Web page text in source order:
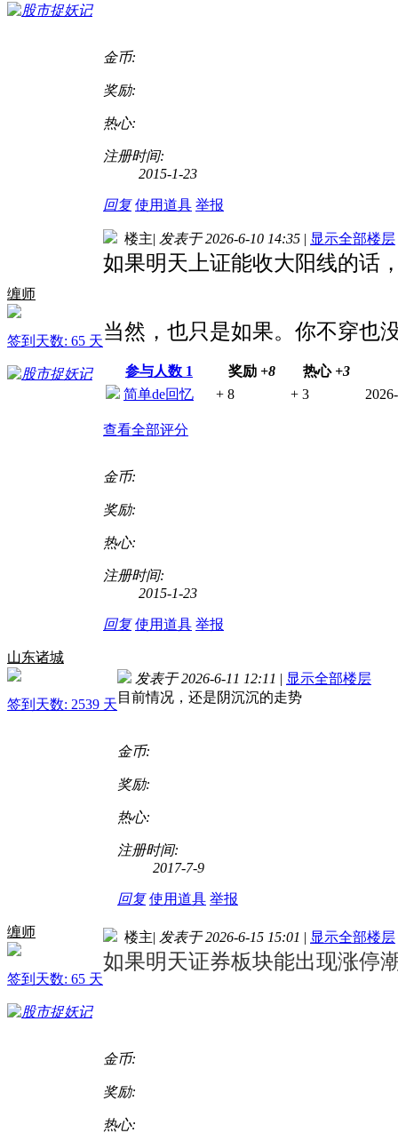
金币:
奖励:
热心:
注册时间:
2015-1-23
回复 使用道具 举报
缠师
签到天数: 65 天
楼主| 发表于 2026-6-10 14:35 | 显示全部楼层
如果明天上证能收大阳线的话
当然，也只是如果。你不穿也
参与人数 1 奖励 +8 热心 +3
简单de回忆
+ 8 + 3
查看全部评分
金币:
奖励:
热心:
注册时间:
2015-1-23
回复 使用道具 举报
山东诸城
签到天数: 2539 天
发表于 2026-6-11 12:11 | 显示全部楼层
目前情况，还是阴沉沉的走势
金币:
奖励:
热心:
注册时间:
2017-7-9
回复 使用道具 举报
缠师
签到天数: 65 天
楼主| 发表于 2026-6-15 15:01 | 显示全部楼层
如果明天证券板块能出现涨停
金币:
奖励:
热心: